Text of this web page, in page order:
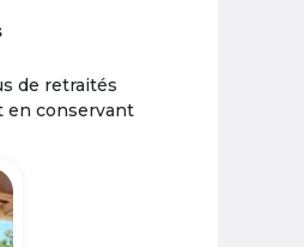
de retraités
en conservant